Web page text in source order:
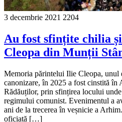
3 decembrie 2021 2204
Au fost sfințite chilia
Cleopa din Munții
Memoria părintelui Ilie Cleopa, unul
canonizare, în 2025 a fost cinstită în
Rădăuților, prin sfințirea locului unde
regimului comunist. Evenimentul a
ani de la trecerea în veșnicie a
oficiată […]